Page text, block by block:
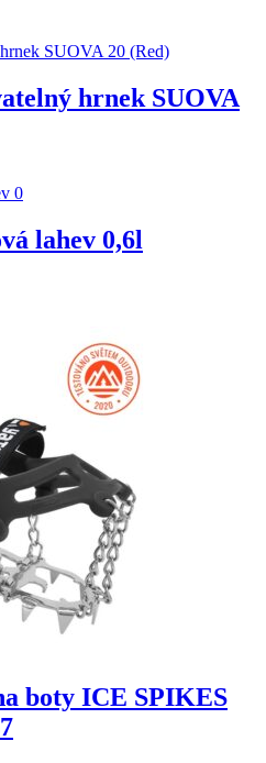
hrnek SUOVA
lahev 0,6l
boty ICE SPIKES